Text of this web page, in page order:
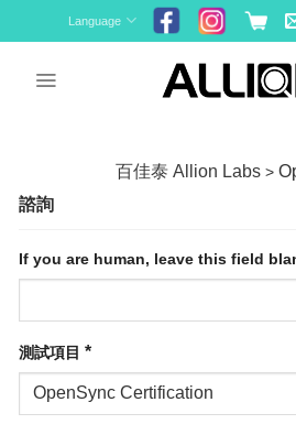
to
Language
百佳泰 Allion Labs>
諮詢
If you are human, leave this field
測試項目 *